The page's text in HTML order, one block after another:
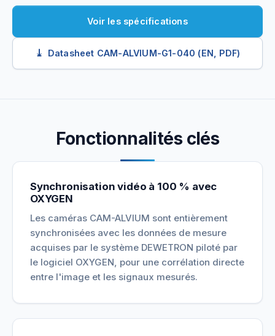
Voir les spécifications
Datasheet CAM-ALVIUM-G1-040 (EN, PDF)
Fonctionnalités clés
Synchronisation vidéo à 100 % avec
OXYGEN
Les caméras CAM-ALVIUM sont entièrement
synchronisées avec les données de mesure
acquises par le système DEWETRON piloté par
le logiciel OXYGEN, pour une corrélation directe
entre l'image et les signaux mesurés.